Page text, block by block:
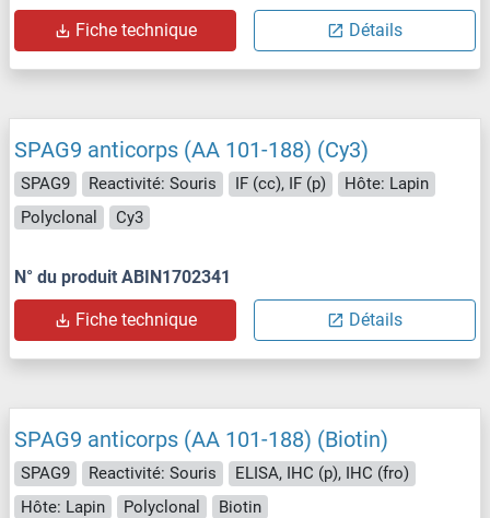
Fiche technique Détails
SPAG9 anticorps (AA 101-188) (Cy3)
SPAG9 Reactivité: Souris IF (cc), IF (p)
Hôte: Lapin
Polyclonal
Cy3
N° du produit ABIN1702341
Fiche technique Détails
SPAG9 anticorps (AA 101-188) (Biotin)
SPAG9 Reactivité: Souris
ELISA, IHC (p), IHC (fro)
Hôte: Lapin
Polyclonal Biotin